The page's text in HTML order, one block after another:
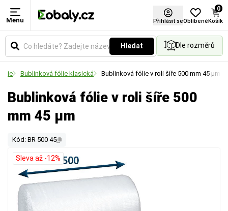
Menu Přihlásit seOblíbené
0
Košík
Hledat Dle rozměrů
Bublinková fólie klasická Bublinková fólie v roli šíře 500 mm 45 µm
Bublinková fólie v roli šíře 500
mm 45 µm
Kód: BR 500 45
Sleva až -12%